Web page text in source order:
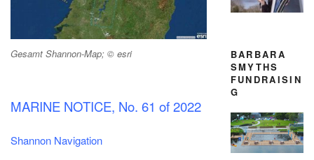
Gesamt Shannon-Map; © esri
MARINE NOTICE, No. 61 of 2022
Shannon Navigation
BARBARA
SMYTHS
FUNDRAISIN
G